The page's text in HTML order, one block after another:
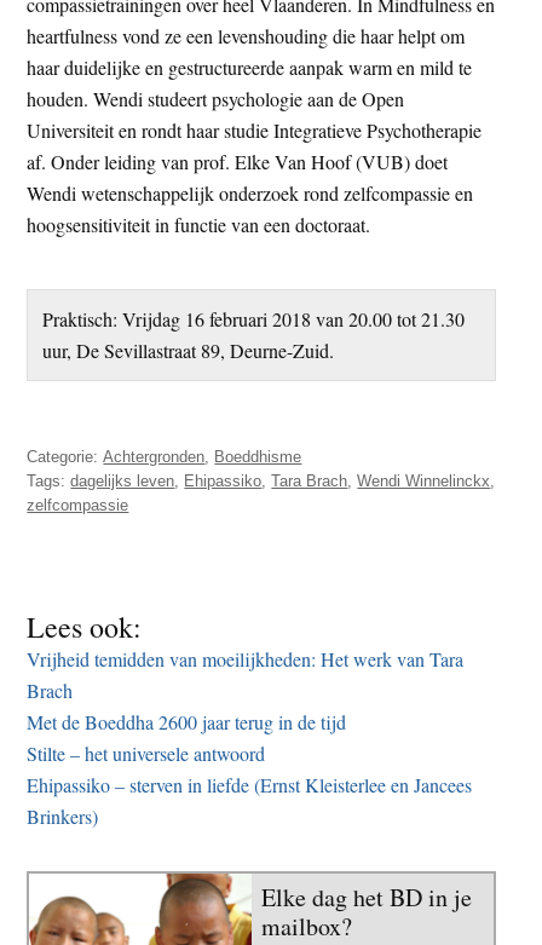
heartfulness vond ze een levenshouding die haar helpt om
haar duidelijke en gestructureerde aanpak warm en mild te
houden. Wendi studeert psychologie aan de Open
Universiteit en rondt haar studie Integratieve Psychotherapie
af. Onder leiding van prof. Elke Van Hoof (VUB) doet
Wendi wetenschappelijk onderzoek rond zelfcompassie en
hoogsensitiviteit in functie van een doctoraat.
Praktisch: Vrijdag 16 februari 2018 van 20.00 tot 21.30
uur, De Sevillastraat 89, Deurne-Zuid.
Categorie:Achtergronden, Boeddhisme
Tags:dagelijks leven, Ehipassiko,Tara Brach,Wendi Winnelinckx,
zelfcompassie
Lees ook:
Vrijheid temidden van moeilijkheden: Het werk van Tara
Brach
Met de Boeddha 2600 jaar terug in de tijd
Stilte – het universele antwoord
Ehipassiko – sterven in liefde (Ernst Kleisterlee en Jancees
Brinkers)
Elke dag het BD in je
mailbox?